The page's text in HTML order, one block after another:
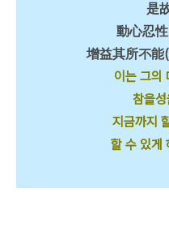
是
動心忍性
增益其所不能(
이는 그의
참을성
지금까지
할 수 있게